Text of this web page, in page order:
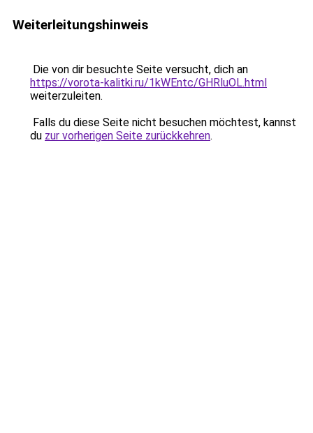
Weiterleitungshinweis
Die von dir besuchte Seite versucht, dich an
https://vorota-kalitki.ru/1kWEntc/GHRluOL.html
weiterzuleiten.
Falls du diese Seite nicht besuchen möchtest, kannst
du zur vorherigen Seite zurückkehren.